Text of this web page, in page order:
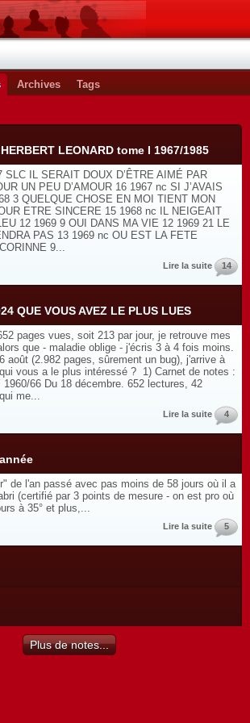
Archives Tags
LEONARD tome I 1967/1985
SLC IL SERAIT DOUX D’ÊTRE AIMÉ PAR
UN PEU D’AMOUR 16 1967 nc SI J’AVAIS
3 QUELQUE CHOSE EN MOI TIENT MON
ETRE SINCERE 15 1968 nc IL NEIGEAIT
12 1969 9 OUI DANS MA VIE 12 1969 21 LE
PAS 13 1969 nc OU EST LA FETE
9...
Lire la suite 14
QUE VOUS AVEZ LE PLUS LUES
pages vues, soit 213 par jour, je retrouve mes
que - maladie oblige - j'écris 3 à 4 fois moins.
août (2.982 pages, sûrement un bug), j'arrive à
vous a le plus intéressé ? 1) Carnet de notes :
1960/66 Du 18 décembre. 652 lectures, 42
me...
Lire la suite 4
de l'an passé avec pas moins de 58 jours où il a
(certifié par 3 points de mesure - on est pro où
à 35° et plus,...
Lire la suite 5
Plus de notes...